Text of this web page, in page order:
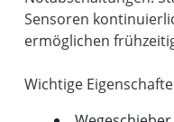
Sensoren
ermöglichen